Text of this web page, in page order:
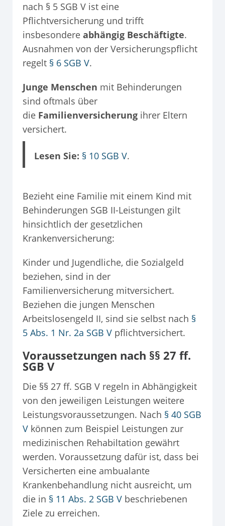
nach § 5 SGB V ist eine
Pflichtversicherung und trifft
insbesondere abhängig Beschäftigte.
Ausnahmen von der Versicherungspflicht
regelt § 6 SGB V.
Junge Menschen mit Behinderungen
sind oftmals über
die Familienversicherung ihrer Eltern
versichert.
Lesen Sie: § 10 SGB V.
Bezieht eine Familie mit einem Kind mit
Behinderungen SGB II-Leistungen gilt
hinsichtlich der gesetzlichen
Krankenversicherung:
Kinder und Jugendliche, die Sozialgeld
beziehen, sind in der
Familienversicherung mitversichert.
Beziehen die jungen Menschen
Arbeitslosengeld II, sind sie selbst nach §
5 Abs. 1 Nr. 2a SGB V pflichtversichert.
Voraussetzungen nach §§ 27 ff.
SGB V
Die §§ 27 ff. SGB V regeln in Abhängigkeit
von den jeweiligen Leistungen weitere
Leistungsvoraussetzungen. Nach § 40 SGB
V können zum Beispiel Leistungen zur
medizinischen Rehabiltation gewährt
werden. Voraussetzung dafür ist, dass bei
Versicherten eine ambualante
Krankenbehandlung nicht ausreicht, um
die in § 11 Abs. 2 SGB V beschriebenen
Ziele zu erreichen.